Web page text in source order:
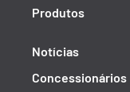
Produtos
Notícias
Concessionários